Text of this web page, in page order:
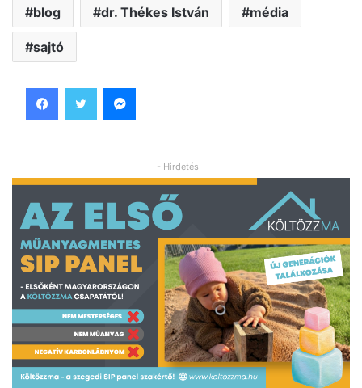
blog dr. Thékes István média
sajtó
- Hirdetés -